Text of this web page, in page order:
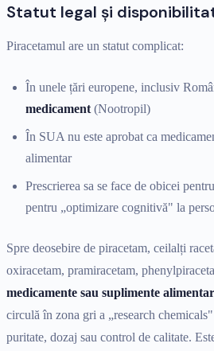
Statut legal și
Piracetamul are un statut complicat:
În unele țări europene, inclusiv
medicament (Nootropil)
În SUA nu este aprobat ca
alimentar
Prescrierea sa se face de obicei
pentru „optimizare cognitivă" la
Spre deosebire de piracetam, ceilalți
oxiracetam, pramiracetam,
medicamente sau suplimente
circulă în zona gri a „research
puritate, dozaj sau control de calitate.